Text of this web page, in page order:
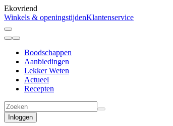
Ekovriend
Winkels & openingstijdenKlantenservice
Boodschappen
Aanbiedingen
Lekker Weten
Actueel
Recepten
Inloggen